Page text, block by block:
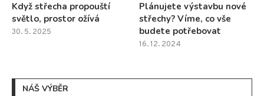
Když střecha propouští
světlo, prostor ožívá
30. 5. 2025
Plánujete výstavbu nové
střechy? Víme, co vše
budete potřebovat
16. 12. 2024
NÁŠ VÝBĚR